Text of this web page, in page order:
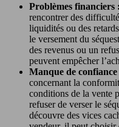
Problèmes financiers :
rencontrer des
liquidités ou des
le versement du
des revenus ou un
peuvent empêcher
Manque de confiance
concernant la
conditions de la vente
refuser de verser le
découvre des vices